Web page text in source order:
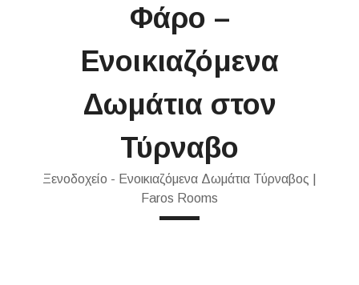
Φάρο –
Ενοικιαζόμενα
Δωμάτια στον
Τύρναβο
Ξενοδοχείο - Ενοικιαζόμενα Δωμάτια Τύρναβος |
Faros Rooms